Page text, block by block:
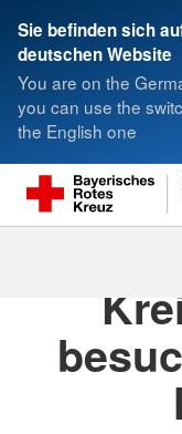
Sie befinden sich
deutschen Website
You are on the
you can use the
the English one
Suche